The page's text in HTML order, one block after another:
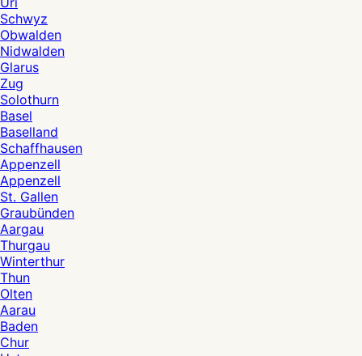
Schwyz
Obwalden
Nidwalden
Glarus
Zug
Solothurn
Basel
Baselland
Schaffhausen
Appenzell
Appenzell
St. Gallen
Graubünden
Aargau
Thurgau
Winterthur
Thun
Olten
Aarau
Baden
Chur